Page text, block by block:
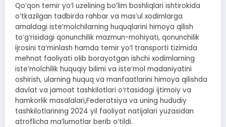
Qo‘qon temir yo‘l uzelining bo‘lim boshliqlari ishtirokida
o‘tkazilgan tadbirda rahbar va mas’ul xodimlarga
amaldagi iste’molchilarning huquqlarini himoya qilish
to‘g‘risidagi qonunchilik mazmun-mohiyati, qonunchilik
ijrosini ta’minlash hamda temir yo‘l transporti tizimida
mehnat faoliyati olib borayotgan ishchi xodimlarning
iste’molchilik huquqiy bilimi va iste’mol madaniyatini
oshirish, ularning huquq va manfaatlarini himoya qilishda
davlat va jamoat tashkilotlari o‘rtasidagi ijtimoiy va
hamkorlik masalalari,Federatsiya va uning hududiy
tashkilotlarining 2024 yil faoliyat natijalari yuzasidan
atroflicha ma’lumotlar berib o‘tildi.